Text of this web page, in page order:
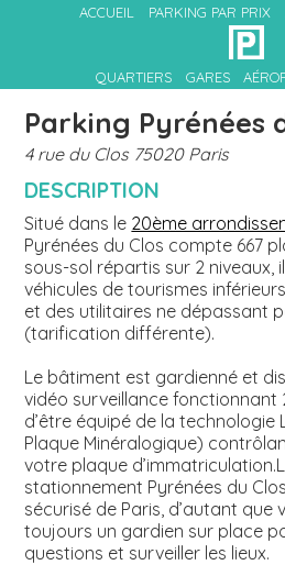
ACCUEIL PARKING PAR PRIX
QUARTIERS GARES
Parking Pyrénées
4 rue du Clos 75020 Paris
DESCRIPTION
Situé dans le 20ème
Pyrénées du Clos compte 667
sous-sol répartis sur 2 niveaux,
véhicules de tourismes
et des utilitaires ne dépassant
(tarification différente).
Le bâtiment est gardienné et
vidéo surveillance fonctionnant
d’être équipé de la technologie
Plaque Minéralogique)
votre plaque
stationnement Pyrénées du
sécurisé de Paris, d’autant que
toujours un gardien sur place
questions et surveiller les lieux.